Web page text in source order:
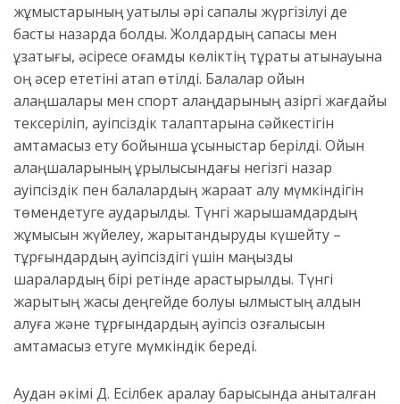
жұмыстарының уақтылы әрі сапалы жүргізілуі де
басты назарда болды. Жолдардың сапасы мен
ұзақтығы, әсіресе қоғамдық көліктің тұрақты қатынауына
оң әсер ететіні атап өтілді. Балалар ойын
алаңшалары мен спорт алаңдарының қазіргі жағдайы
тексеріліп, қауіпсіздік талаптарына сәйкестігін
қамтамасыз ету бойынша ұсыныстар берілді. Ойын
алаңшаларының құрылысындағы негізгі назар
қауіпсіздік пен балалардың жарақат алу мүмкіндігін
төмендетуге аударылды. Түнгі жарықшамдардың
жұмысын жүйелеу, жарықтандыруды күшейту –
тұрғындардың қауіпсіздігі үшін маңызды
шаралардың бірі ретінде қарастырылды. Түнгі
жарықтың жақсы деңгейде болуы қылмыстың алдын
алуға және тұрғындардың қауіпсіз қозғалысын
қамтамасыз етуге мүмкіндік береді.
Аудан әкімі Д. Есілбек аралау барысында анықталған